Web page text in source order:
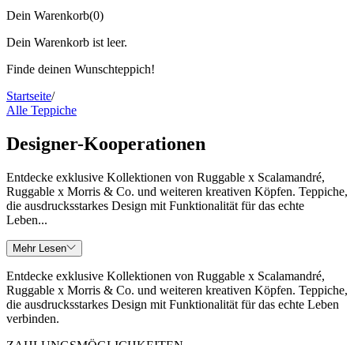
Dein Warenkorb(0)
Dein Warenkorb ist leer.
Finde deinen Wunschteppich!
Startseite/
Alle Teppiche
Designer-Kooperationen
Entdecke exklusive Kollektionen von Ruggable x Scalamandré,
Ruggable x Morris & Co. und weiteren kreativen Köpfen. Teppiche,
die ausdrucksstarkes Design mit Funktionalität für das echte
Leben...
Mehr Lesen
Entdecke exklusive Kollektionen von Ruggable x Scalamandré,
Ruggable x Morris & Co. und weiteren kreativen Köpfen. Teppiche,
die ausdrucksstarkes Design mit Funktionalität für das echte Leben
verbinden.